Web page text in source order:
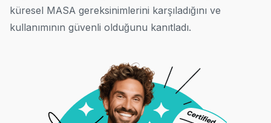
küresel MASA gereksinimlerini karşıladığını ve
kullanımının güvenli olduğunu kanıtladı.